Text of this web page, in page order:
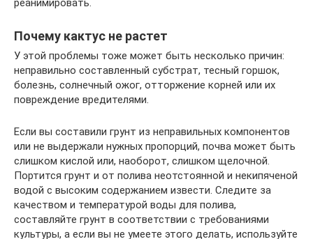
реанимировать.
Почему кактус не растет
У этой проблемы тоже может быть несколько причин:
неправильно составленный субстрат, тесный горшок,
болезнь, солнечный ожог, отторжение корней или их
повреждение вредителями.
Если вы составили грунт из неправильных компонентов
или не выдержали нужных пропорций, почва может быть
слишком кислой или, наоборот, слишком щелочной.
Портится грунт и от полива неотстоянной и некипяченой
водой с высоким содержанием извести. Следите за
качеством и температурой воды для полива,
составляйте грунт в соответствии с требованиями
культуры, а если вы не умеете этого делать, используйте